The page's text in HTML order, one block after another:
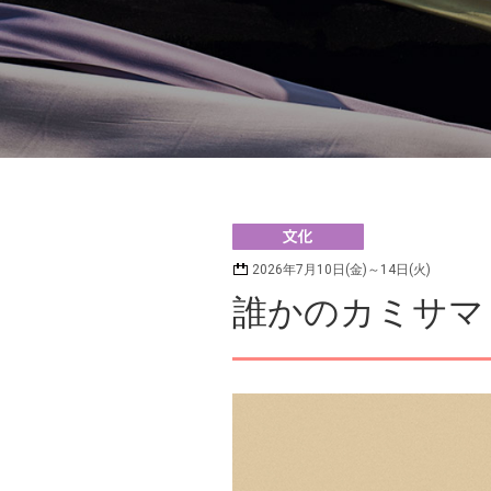
化 2026年7月10日(金)～14日(火)
誰かのカミサマ